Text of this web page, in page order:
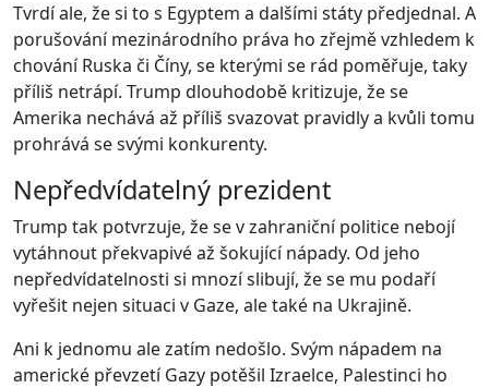
Tvrdí ale, že si to s Egyptem a dalšími státy předjednal. A
porušování mezinárodního práva ho zřejmě vzhledem k
chování Ruska či Číny, se kterými se rád poměřuje, taky
příliš netrápí. Trump dlouhodobě kritizuje, že se
Amerika nechává až příliš svazovat pravidly a kvůli tomu
prohrává se svými konkurenty.
Nepředvídatelný prezident
Trump tak potvrzuje, že se v zahraniční politice nebojí
vytáhnout překvapivé až šokující nápady. Od jeho
nepředvídatelnosti si mnozí slibují, že se mu podaří
vyřešit nejen situaci v Gaze, ale také na Ukrajině.
Ani k jednomu ale zatím nedošlo. Svým nápadem na
americké převzetí Gazy potěšil Izraelce, Palestinci ho